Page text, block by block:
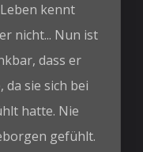
kennt
nicht... Nun ist
dass er
sie sich bei
hatte. Nie
gefühlt.